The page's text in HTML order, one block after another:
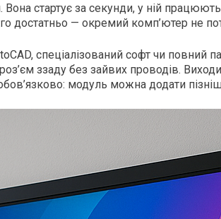
стартує за секунди, у ній
достатньо — окремий комп’ютер не
спеціалізований софт чи повний
ззаду без зайвих проводів.
модуль можна додати